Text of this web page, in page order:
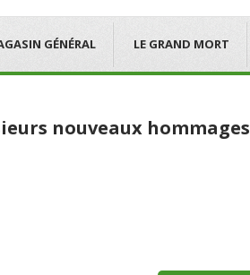
GÉNÉRAL LE GRAND MORT
nouveaux hommages